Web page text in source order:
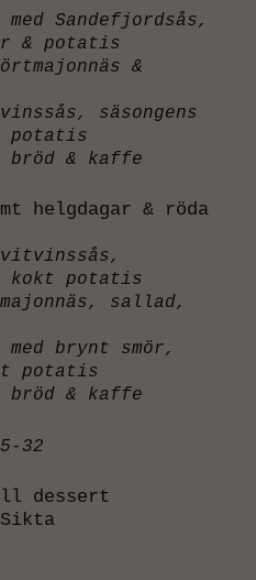
Sandefjordsås,
& potatis
&
säsongens
potatis
& kaffe
helgdagar & röda
kokt potatis
sallad,
brynt smör,
potatis
& kaffe
32
dessert